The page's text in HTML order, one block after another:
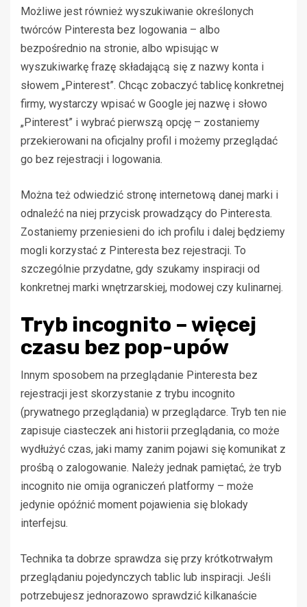
Możliwe jest również wyszukiwanie określonych
twórców Pinteresta bez logowania – albo
bezpośrednio na stronie, albo wpisując w
wyszukiwarkę frazę składającą się z nazwy konta i
słowem „Pinterest”. Chcąc zobaczyć tablicę konkretnej
firmy, wystarczy wpisać w Google jej nazwę i słowo
„Pinterest” i wybrać pierwszą opcję – zostaniemy
przekierowani na oficjalny profil i możemy przeglądać
go bez rejestracji i logowania.
Można też odwiedzić stronę internetową danej marki i
odnaleźć na niej przycisk prowadzący do Pinteresta.
Zostaniemy przeniesieni do ich profilu i dalej będziemy
mogli korzystać z Pinteresta bez rejestracji. To
szczególnie przydatne, gdy szukamy inspiracji od
konkretnej marki wnętrzarskiej, modowej czy kulinarnej.
Tryb incognito – więcej
czasu bez pop-upów
Innym sposobem na przeglądanie Pinteresta bez
rejestracji jest skorzystanie z trybu incognito
(prywatnego przeglądania) w przeglądarce. Tryb ten nie
zapisuje ciasteczek ani historii przeglądania, co może
wydłużyć czas, jaki mamy zanim pojawi się komunikat z
prośbą o zalogowanie. Należy jednak pamiętać, że tryb
incognito nie omija ograniczeń platformy – może
jedynie opóźnić moment pojawienia się blokady
interfejsu.
Technika ta dobrze sprawdza się przy krótkotrwałym
przeglądaniu pojedynczych tablic lub inspiracji. Jeśli
potrzebujesz jednorazowo sprawdzić kilkanaście